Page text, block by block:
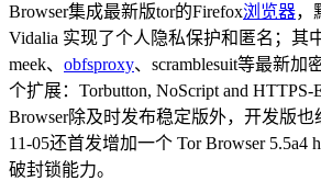
Browser集成最新版tor的Firefox浏览器，
Vidalia 实现了个人隐私保护和匿名；其
meek、 obfsproxy、scramblesuit等最新加
个扩展：Torbutton, NoScript and HTTPS-
Browser除及时发布稳定版外，开发版也
11-05还首发增加一个 Tor Browser 5.5a4
破封锁能力。